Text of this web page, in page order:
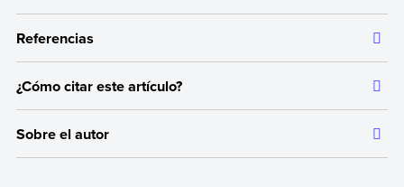
Referencias
Toda la información que ofrecemos está respaldada por
fuentes bibliográficas autorizadas y actualizadas, que aseguran
un contenido confiable en línea con nuestros principios
editoriales.
¿Cómo citar este artículo?
dar crédito a los autores correspondientes y evitar incurrir en
plagio. Además, permite a los lectores acceder a las fuentes
Sobre el autor